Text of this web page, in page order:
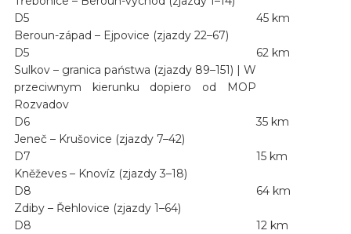
D5
Beroun-západ – Ejpovice (zjazdy 22–67)
45 km
D5
Sulkov – granica państwa (zjazdy 89–151) | W
przeciwnym kierunku dopiero od MOP
Rozvadov
62 km
D6
Jeneč – Krušovice (zjazdy 7–42)
35 km
D7
Kněževes – Knovíz (zjazdy 3–18)
15 km
D8
Zdiby – Řehlovice (zjazdy 1–64)
64 km
D8
12 km